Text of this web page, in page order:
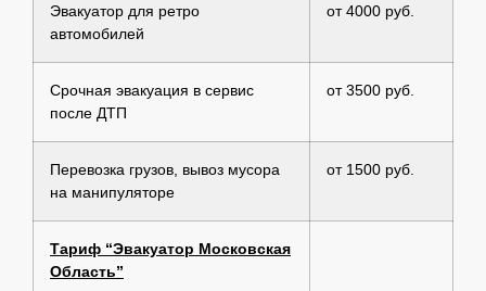
Эвакуатор для ретро
автомобилей
от 4000 руб.
Срочная эвакуация в сервис
после ДТП
от 3500 руб.
Перевозка грузов, вывоз мусора
на манипуляторе
от 1500 руб.
Тариф “Эвакуатор Московская
Область”